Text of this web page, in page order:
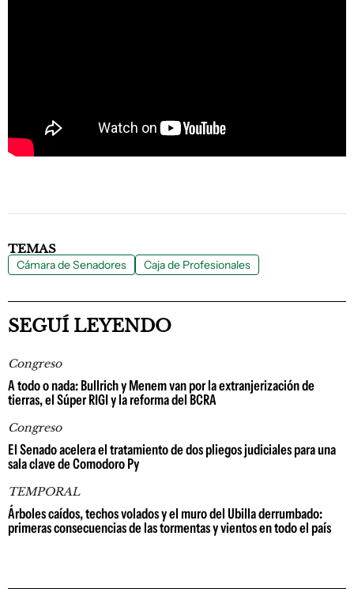
TEMAS
Cámara de Senadores Caja de Profesionales
SEGUÍ LEYENDO
Congreso
A todo o nada: Bullrich y Menem van por la extranjerización de
tierras, el Súper RIGI y la reforma del BCRA
Congreso
El Senado acelera el tratamiento de dos pliegos judiciales para una
sala clave de Comodoro Py
TEMPORAL
Árboles caídos, techos volados y el muro del Ubilla derrumbado:
primeras consecuencias de las tormentas y vientos en todo el país